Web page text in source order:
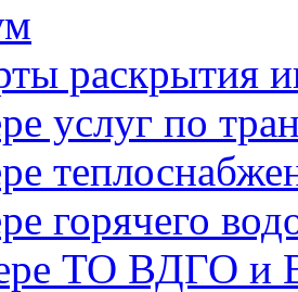
раскрытия
услуг по
горячего
ТО ВДГО и